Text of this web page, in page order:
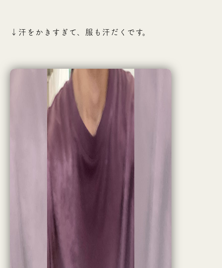
↓汗をかきすぎて、服も汗だくです。